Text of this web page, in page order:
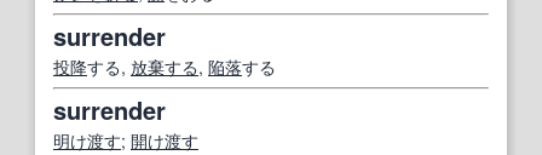
surrender
投降する, 放棄する, 陥落する
surrender
明け渡す; 開け渡す